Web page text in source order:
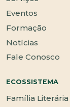
Eventos
Formação
Notícias
Fale Conosco
ECOSSISTEMA
Família Literária